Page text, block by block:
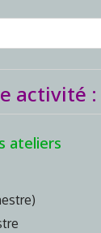
activité
ateliers
trimestre)